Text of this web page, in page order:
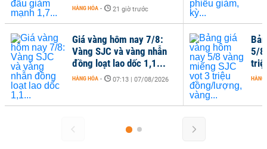
HÀNG HÓA - 21 giờ trước
Giá vàng hôm nay 7/8:
Vàng SJC và vàng nhẫn
đồng loạt lao dốc 1,1...
HÀNG HÓA - 07:13 | 07/08/2026
5/8
HÀNG